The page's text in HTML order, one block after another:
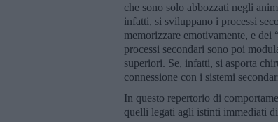
che sono solo abbozzati negli
infatti, si sviluppano i processi
memorizzare emotivamente, e dei
processi secondari sono poi
superiori. Se, infatti, si asporta
connessione con i sistemi
In questo repertorio di
quelli legati agli istinti immediati